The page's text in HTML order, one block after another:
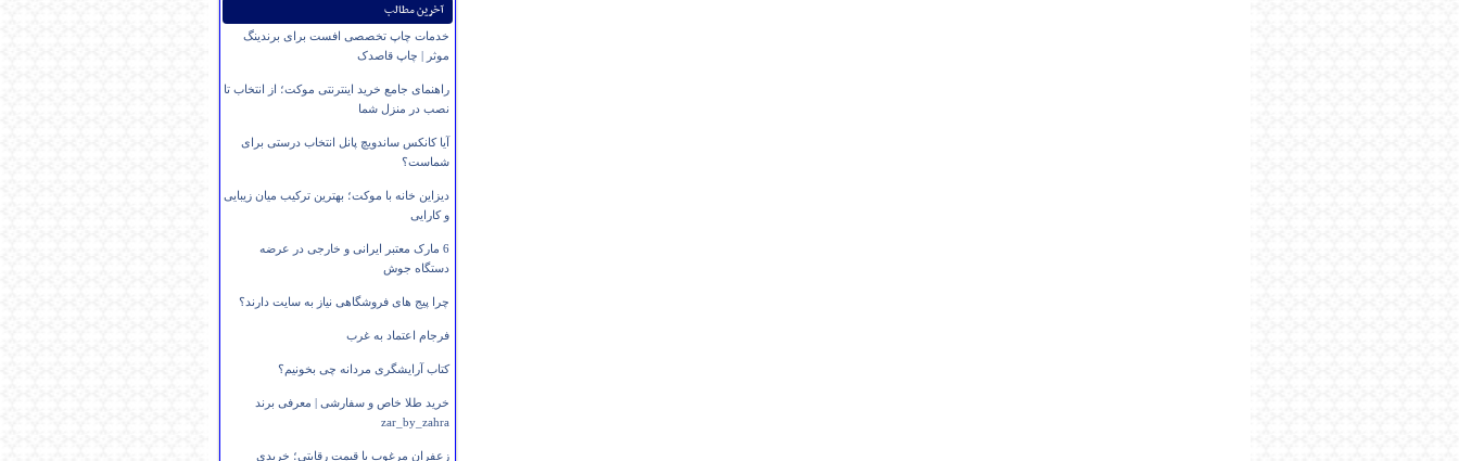
آخرین مطالب
خدمات چاپ تخصصی افست برای برندینگ
موثر | چاپ قاصدک
راهنمای جامع خرید اینترنتی موکت؛ از انتخاب تا
نصب در منزل شما
آیا کانکس ساندویچ پانل انتخاب درستی برای
شماست؟
دیزاین خانه با موکت؛ بهترین ترکیب میان زیبایی
و کارایی
6 مارک معتبر ایرانی و خارجی در عرضه
دستگاه جوش
چرا پیج های فروشگاهی نیاز به سایت دارند؟
فرجام اعتماد به غرب
کتاب آرایشگری مردانه چی بخونیم؟
خرید طلا خاص و سفارشی | معرفی برند
zar_by_zahra
زعفران مرغوب با قیمت رقابتی؛ خریدی